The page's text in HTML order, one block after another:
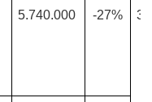
5.740.000 -27%